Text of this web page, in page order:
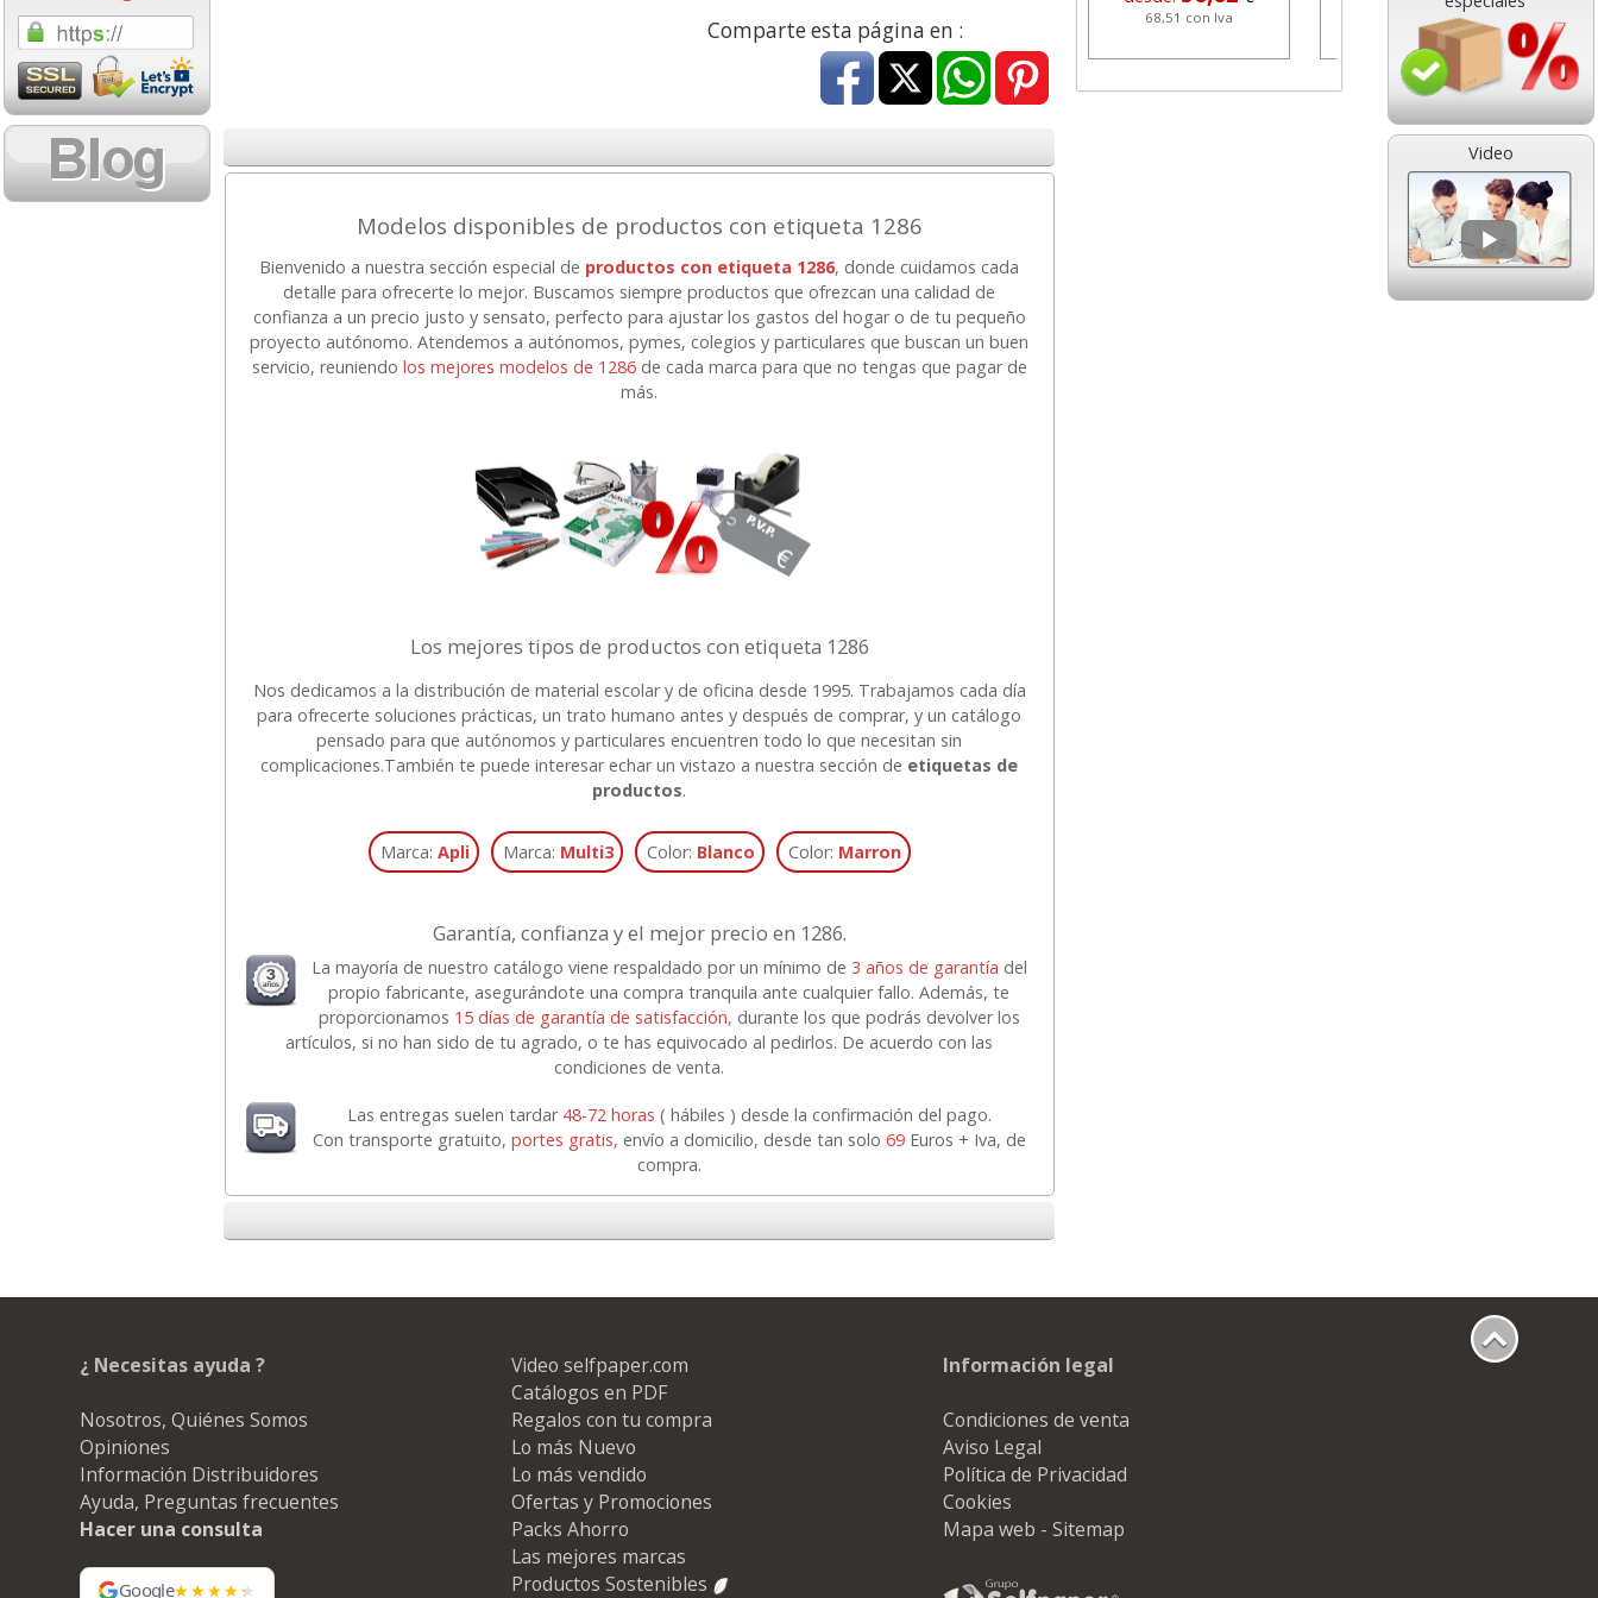
Video
Comparte esta página en :
Modelos disponibles de productos con etiqueta 1286
Bienvenido a nuestra sección especial de productos con etiqueta 1286, donde cuidamos cada
detalle para ofrecerte lo mejor. Buscamos siempre productos que ofrezcan una calidad de
confianza a un precio justo y sensato, perfecto para ajustar los gastos del hogar o de tu pequeño
proyecto autónomo. Atendemos a autónomos, pymes, colegios y particulares que buscan un buen
servicio, reuniendo los mejores modelos de 1286de cada marca para que no tengas que pagar de
más.
Los mejores tipos de productos con etiqueta 1286
Nos dedicamos a la distribución de material escolar y de oficina desde 1995. Trabajamos cada día
para ofrecerte soluciones prácticas, un trato humano antes y después de comprar, y un catálogo
pensado para que autónomos y particulares encuentren todo lo que necesitan sin
complicaciones.También te puede interesar echar un vistazo a nuestra sección de etiquetas de
productos.
Marca: Apli Marca: Multi3 Color: Blanco Color: Marron
Garantía, confianza y el mejor precio en 1286.
La mayoría de nuestro catálogo viene respaldado por un mínimo de 3 años de garantía del
propio fabricante, asegurándote una compra tranquila ante cualquier fallo. Además, te
proporcionamos 15 días de garantía de satisfacción, durante los que podrás devolver los
artículos, si no han sido de tu agrado, o te has equivocado al pedirlos. De acuerdo con las
condiciones de venta.
Las entregas suelen tardar 48-72 horas ( hábiles ) desde la confirmación del pago.
Con transporte gratuito, portes gratis, envío a domicilio, desde tan solo 69Euros + Iva, de
compra.
68,51 con Iva 1,08 con Iva
Cartucho HP 304 - 302
Negro, original
N9K06AE
Cartucho HP 304XL -
302XL Tricolor alta
capacidad deskjet
HP 950XL - Cartucho
para Officejet Pro 8600
negro
Goma de borrar
moldeable maleable
para carboncillo o
grafito
Negro, original
¿ Necesitas ayuda ?
Nosotros, Quiénes Somos
Opiniones
Información Distribuidores
Ayuda, Preguntas frecuentes
Hacer una consulta
Google
Video selfpaper.com
Catálogos en PDF
Regalos con tu compra
Lo más Nuevo
Lo más vendido
Ofertas y Promociones
Packs Ahorro
Las mejores marcas
Productos Sostenibles
Información legal
Condiciones de venta
Aviso Legal
Política de Privacidad
Cookies
Mapa web - Sitemap